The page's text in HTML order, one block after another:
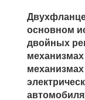
основном
двойных